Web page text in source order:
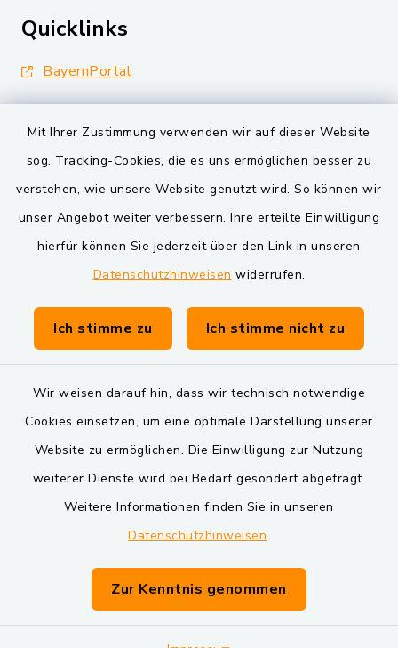
Mit Ihrer Zustimmung verwenden wir auf dieser Website
sog. Tracking-Cookies, die es uns ermöglichen besser zu
verstehen, wie unsere Website genutzt wird. So können wir
unser Angebot weiter verbessern. Ihre erteilte Einwilligung
hierfür können Sie jederzeit über den Link in unseren
Datenschutzhinweisen widerrufen.
Ich stimme zu Ich stimme nicht zu
Wir weisen darauf hin, dass wir technisch notwendige
Cookies einsetzen, um eine optimale Darstellung unserer
Website zu ermöglichen. Die Einwilligung zur Nutzung
weiterer Dienste wird bei Bedarf gesondert abgefragt.
Weitere Informationen finden Sie in unseren
Datenschutzhinweisen.
Zur Kenntnis genommen
Quicklinks
BayernPortal
Landkreis Schwandorf
VG und Gemeinden
Markt Schwarzenfeld
Gemeinde Schwarzach bei Nabburg
Verwaltungsgemeinschaft Schwarzenfeld
Barrierefreiheit
Impressum